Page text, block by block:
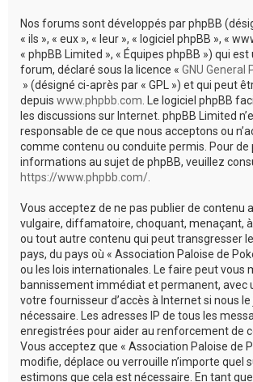
Nos forums sont développés par phpBB
« ils », « eux », « leur », « logiciel phpBB », «
« phpBB Limited », « Équipes phpBB ») qui
forum, déclaré sous la licence « GNU General
» (désigné ci-après par « GPL ») et qui peut
depuis www.phpbb.com . Le logiciel phpBB
les discussions sur Internet. phpBB Limited
responsable de ce que nous acceptons ou
comme contenu ou conduite permis. Pour de
informations au sujet de phpBB, veuillez
https://www.phpbb.com/
Vous acceptez de ne pas publier de contenu
vulgaire, diffamatoire, choquant, menaçant,
ou tout autre contenu qui peut transgresser
pays, du pays où « Association Paloise de
ou les lois internationales. Le faire peut vous
bannissement immédiat et permanent, avec
votre fournisseur d’accès à Internet si nous le
nécessaire. Les adresses IP de tous les
enregistrées pour aider au renforcement de
Vous acceptez que « Association Paloise de
modifie, déplace ou verrouille n’importe quel
estimons que cela est nécessaire. En tant